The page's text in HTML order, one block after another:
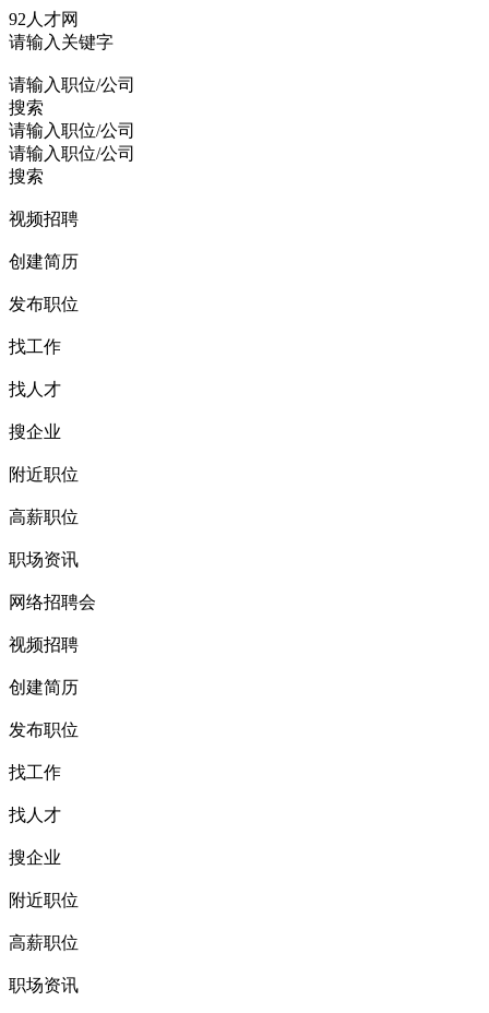
92人才网
请输入关键字
请输入职位/公司
搜索
请输入职位/公司
请输入职位/公司
搜索
视频招聘
创建简历
发布职位
找工作
找人才
搜企业
附近职位
高薪职位
职场资讯
网络招聘会
视频招聘
创建简历
发布职位
找工作
找人才
搜企业
附近职位
高薪职位
职场资讯